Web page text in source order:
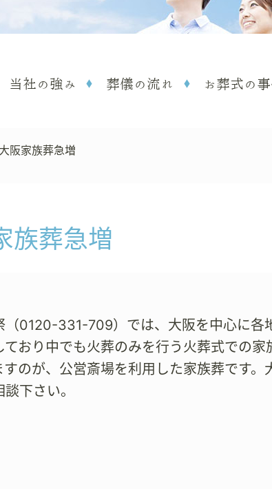
当社の強み 葬儀の流れ お葬式の
大阪家族葬急増
族葬急増
（0120-331-709）では、大阪を中心に各
ており中でも火葬のみを行う火葬式での
すのが、公営斎場を利用した家族葬です
下さい。